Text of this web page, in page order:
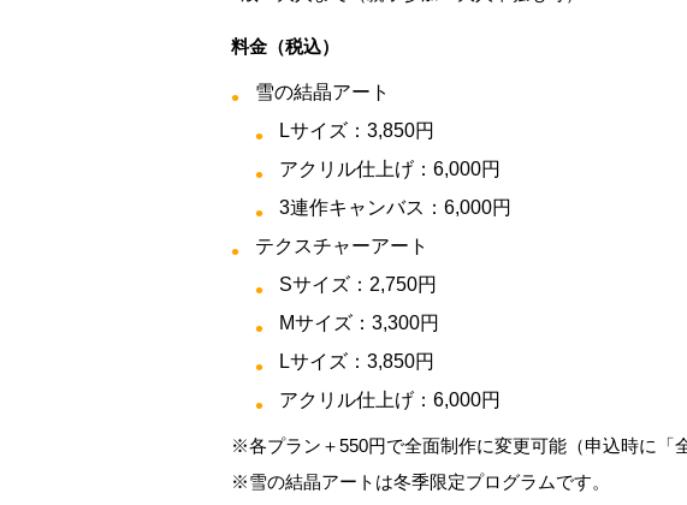
料金（税込）
雪の結晶アート
Lサイズ：3,850円
アクリル仕上げ：6,000円
3連作キャンバス：6,000円
テクスチャーアート
Sサイズ：2,750円
Mサイズ：3,300円
Lサイズ：3,850円
アクリル仕上げ：6,000円
※各プラン＋550円で全面制作に変更可能（申込時に「
※雪の結晶アートは冬季限定プログラムです。